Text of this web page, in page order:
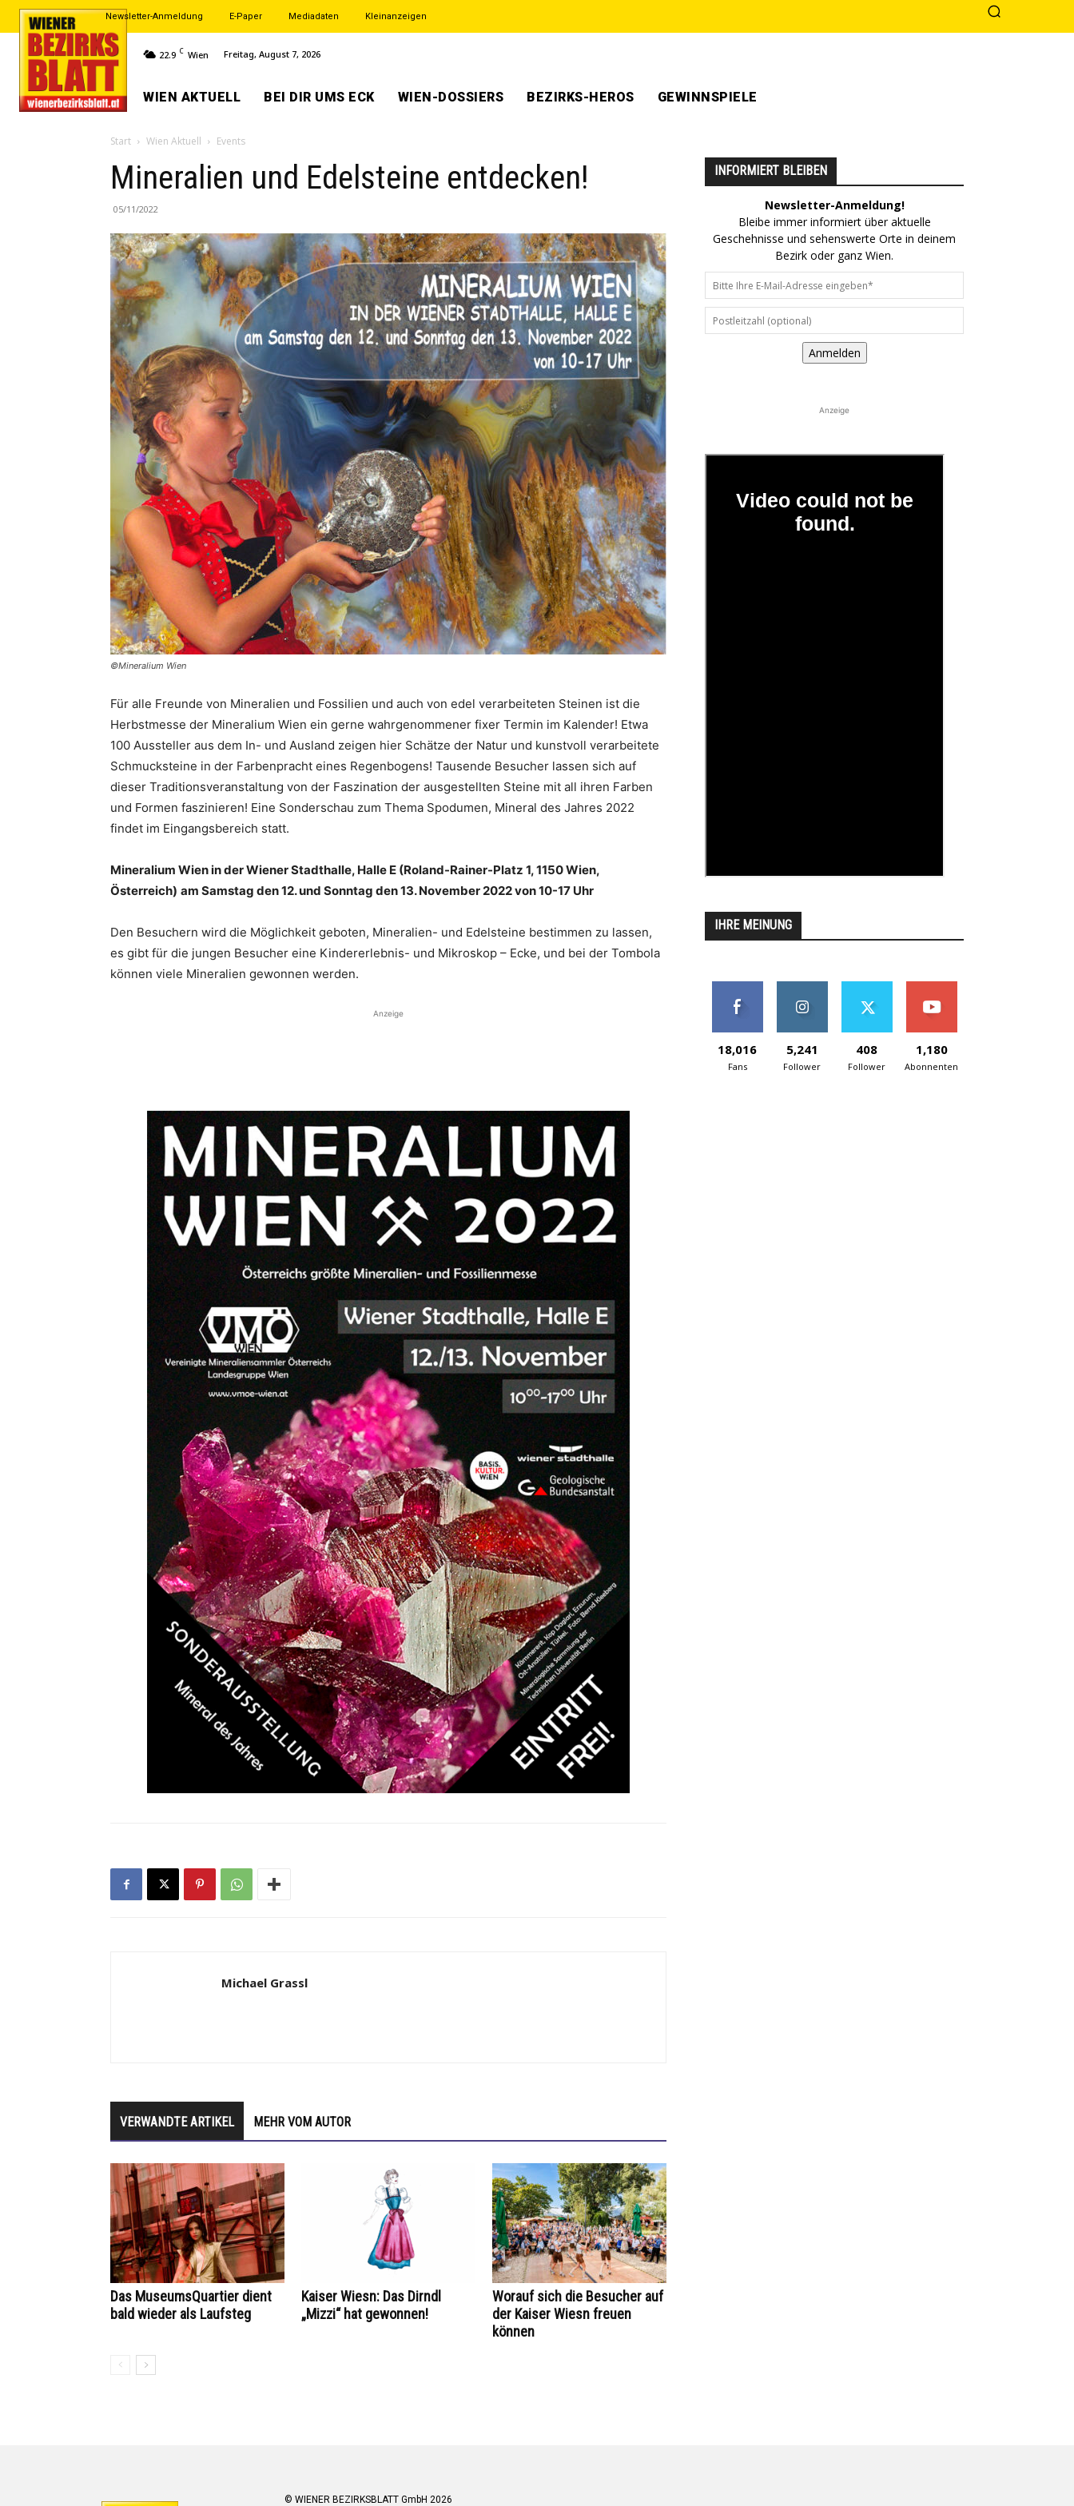
Newsletter-Anmeldung E-Paper Mediadaten Kleinanzeigen
22.9 C Wien Freitag, August 7, 2026
WIEN AKTUELL BEI DIR UMS ECK WIEN-DOSSIERS BEZIRKS-HEROS GEWINNSPIELE
Start Wien Aktuell Events
Mineralien und Edelsteine entdecken!
05/11/2022
©Mineralium Wien
Für alle Freunde von Mineralien und Fossilien und auch von edel verarbeiteten Steinen ist die
Herbstmesse der Mineralium Wien ein gerne wahrgenommener fixer Termin im Kalender! Etwa
100 Aussteller aus dem In- und Ausland zeigen hier Schätze der Natur und kunstvoll verarbeitete
Schmucksteine in der Farbenpracht eines Regenbogens! Tausende Besucher lassen sich auf
dieser Traditionsveranstaltung von der Faszination der ausgestellten Steine mit all ihren Farben
und Formen faszinieren! Eine Sonderschau zum Thema Spodumen, Mineral des Jahres 2022
findet im Eingangsbereich statt.
Mineralium Wien in der Wiener Stadthalle, Halle E (Roland-Rainer-Platz 1, 1150 Wien,
Österreich) am Samstag den 12. und Sonntag den 13. November 2022 von 10-17 Uhr
Den Besuchern wird die Möglichkeit geboten, Mineralien- und Edelsteine bestimmen zu lassen,
es gibt für die jungen Besucher eine Kindererlebnis- und Mikroskop – Ecke, und bei der Tombola
können viele Mineralien gewonnen werden.
Anzeige
Michael Grassl
VERWANDTE ARTIKEL MEHR VOM AUTOR
Das MuseumsQuartier dient
bald wieder als Laufsteg
Kaiser Wiesn: Das Dirndl
„Mizzi“ hat gewonnen!
Worauf sich die Besucher auf
der Kaiser Wiesn freuen
können
INFORMIERT BLEIBEN
Newsletter-Anmeldung!
Bleibe immer informiert über aktuelle
Geschehnisse und sehenswerte Orte in deinem
Bezirk oder ganz Wien.
Anmelden
Anzeige
IHRE MEINUNG
18,016
Fans
5,241
Follower
408
Follower
1,180
Abonnenten
© WIENER BEZIRKSBLATT GmbH 2026